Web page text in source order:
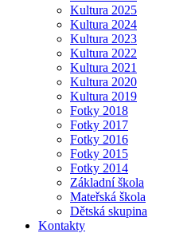
Kultura 2025
Kultura 2024
Kultura 2023
Kultura 2022
Kultura 2021
Kultura 2020
Kultura 2019
Fotky 2018
Fotky 2017
Fotky 2016
Fotky 2015
Fotky 2014
Základní škola
Mateřská škola
Dětská skupina
Kontakty